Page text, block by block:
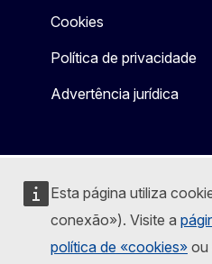
Esta página utiliza
conexão»). Visite a
política de «cookies» ou
Cookies
Política de privacidade
Advertência jurídica